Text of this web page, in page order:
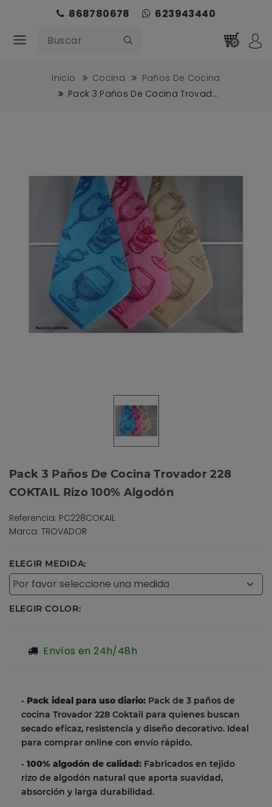
868780678 623943440
0
Inicio Cocina
Paños De Cocina
Pack 3 Paños De Cocina Trovad...
Pack 3 Paños De Cocina Trovador 228
COKTAIL Rizo 100% Algodón
Referencia: PC228COKAIL
Marca: TROVADOR
ELEGIR MEDIDA:
ELEGIR COLOR:
Envíos en 24h/48h
• Pack ideal para uso diario: Pack de 3 paños de
cocina Trovador 228 Coktail para quienes buscan
secado eficaz, resistencia y diseño decorativo. Ideal
para comprar online con envío rápido.
• 100% algodón de calidad: Fabricados en tejido
rizo de algodón natural que aporta suavidad,
absorción y larga durabilidad.